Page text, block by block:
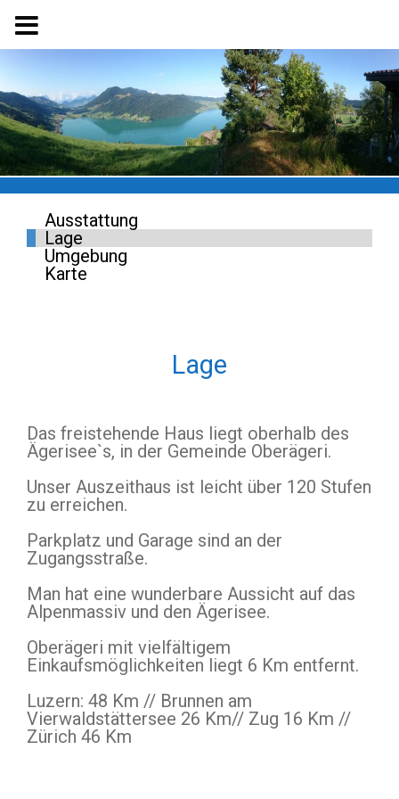
Ausstattung
Lage
Umgebung
Karte
Lage
Das freistehende Haus liegt oberhalb des
Ägerisee`s, in der Gemeinde Oberägeri.
Unser Auszeithaus ist leicht über 120 Stufen
zu erreichen.
Parkplatz und Garage sind an der
Zugangsstraße.
Man hat eine wunderbare Aussicht auf das
Alpenmassiv und den Ägerisee.
Oberägeri mit vielfältigem
Einkaufsmöglichkeiten liegt 6 Km entfernt.
Luzern: 48 Km // Brunnen am
Vierwaldstättersee 26 Km// Zug 16 Km //
Zürich 46 Km